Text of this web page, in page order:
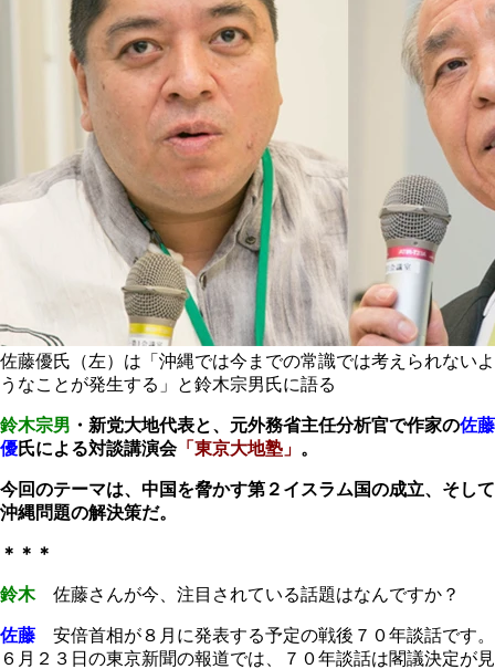
佐藤優氏（左）は「沖縄では今までの常識では考えられないよ
うなことが発生する」と鈴木宗男氏に語る
鈴木宗男 ・新党大地代表と、元外務省主任分析官で作家の佐藤
優氏による対談講演会「東京大地塾」 。
今回のテーマは、中国を脅かす第２イスラム国の成立、そして
沖縄問題の解決策だ。
＊＊＊
鈴木佐藤さんが今、注目されている話題はなんですか？
佐藤 安倍首相が８月に発表する予定の戦後７０年談話です。
６月２３日の東京新聞の報道では、７０年談話は閣議決定が見